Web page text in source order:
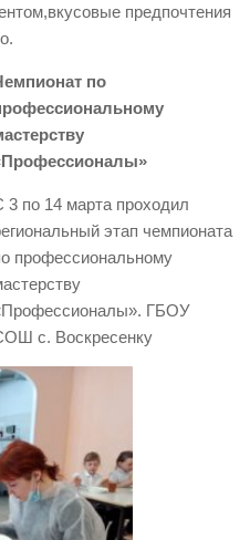
предпочтения
по
3 по 14 марта проходил
этап чемпионата
профессиональному
ГБОУ
с. Воскресенку